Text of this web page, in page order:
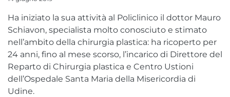
CONTATTI
Policlinico
Udine - Viale Venezia
Udine - Via Joppi
Ha iniziato la sua attività al Policlinico il dottor Mauro
Schiavon, specialista molto conosciuto e stimato
nell’ambito della chirurgia plastica: ha ricoperto per
24 anni, fino al mese scorso, l’incarico di Direttore del
Reparto di Chirurgia plastica e Centro Ustioni
dell’Ospedale Santa Maria della Misericordia di
Udine.